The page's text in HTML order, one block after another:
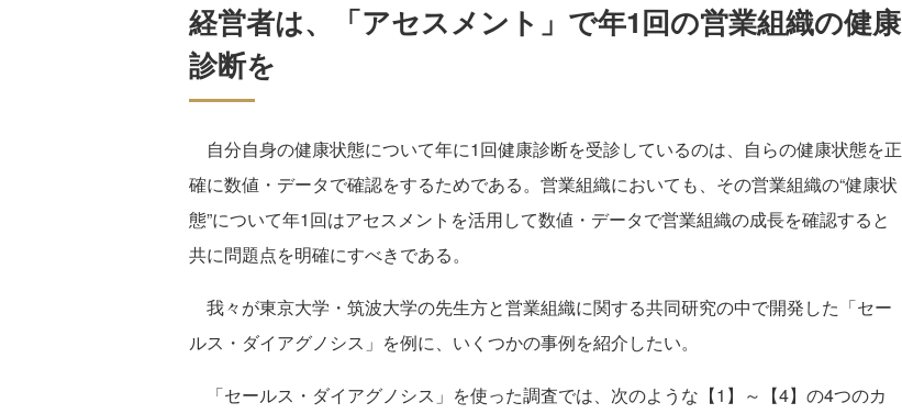
経営者は、「アセスメント」で年1回の営業組織の健康
診断を
自分自身の健康状態について年に1回健康診断を受診しているのは、自らの健康状態を正
確に数値・データで確認をするためである。営業組織においても、その営業組織の“健康状
態”について年1回はアセスメントを活用して数値・データで営業組織の成長を確認すると
共に問題点を明確にすべきである。
我々が東京大学・筑波大学の先生方と営業組織に関する共同研究の中で開発した「セー
ルス・ダイアグノシス」を例に、いくつかの事例を紹介したい。
「セールス・ダイアグノシス」を使った調査では、次のような【1】～【4】の4つのカ